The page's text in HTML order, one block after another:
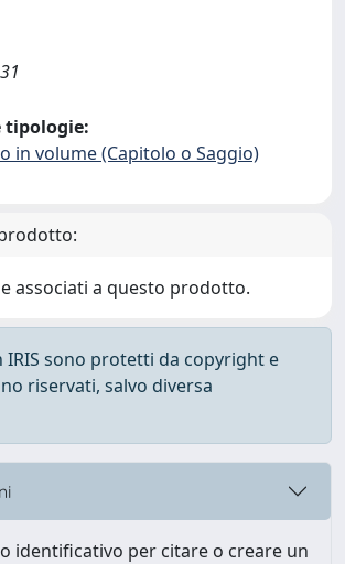
tipologie:
in volume (Capitolo o Saggio)
associati a questo prodotto.
IRIS sono protetti da copyright e
riservati, salvo diversa
identificativo per citare o creare un